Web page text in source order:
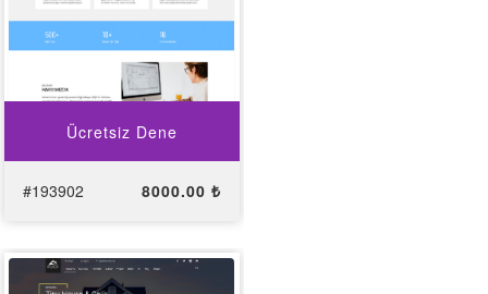
Ücretsiz Dene
#193902 8000.00 ₺